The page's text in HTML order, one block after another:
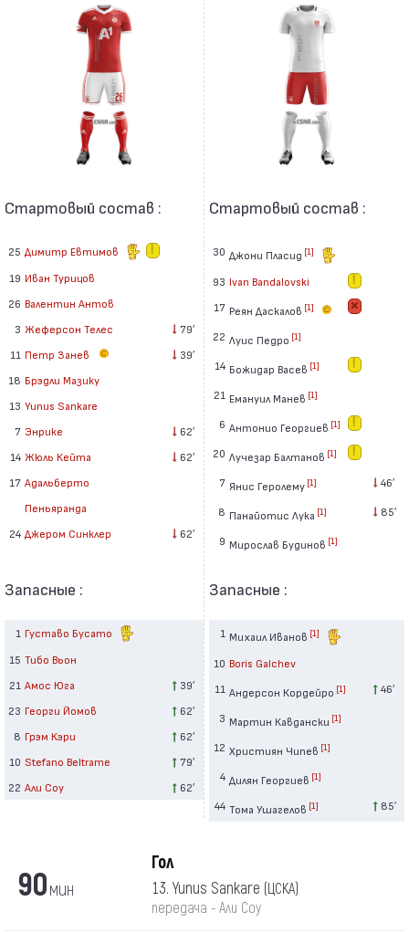
Стартовый состав :
25 Димитр Евтимов
19 Иван Турицов
26 Валентин Антов
3 Жеферсон Телес
79′
11 Петр Занев 39′
18 Брэдли Мазику
13 Yunus Sankare
7 Энрике
62′
14 Жюль Кейта
62′
17 Адальберто
Пеньяранда
24 Джером Синклер 62′
Запасные :
1 Густаво Бусато
15 Тибо Вьон
21 Амос Юга
39′
23 Георги Йомов
62′
8 Грэм Кэри
62′
10 Stefano Beltrame
79′
22 Али Соу 62′
Стартовый состав :
30 Джони Пласид [1]
93 Ivan Bandalovski
17 Реян Даскалов [1]
22 Луис Педро [1]
14 Божидар Васев [1]
21 Емануил Манев [1]
6 Антонио Георгиев [1]
20 Лучезар Балтанов [1]
7 Янис Геролему [1] 46′
8 Панайотис Лука [1] 85′
9 Мирослав Будинов [1]
Запасные :
1 Михаил Иванов [1]
10 Boris Galchev
11 Андерсон Кордейро [1] 46′
3 Мартин Кавдански [1]
12 Християн Чипев [1]
4 Дилян Георгиев [1]
44 Тома Ушагелов [1] 85′
90мин
Гол
13. Yunus Sankare (ЦСКА)
передача - Али Соу